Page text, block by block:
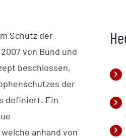
Schutz der
von Bund und
beschlossen,
der
definiert. Ein
anhand von